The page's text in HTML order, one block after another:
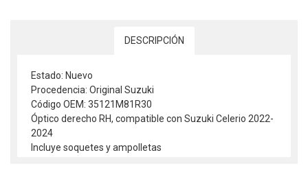
DESCRIPCIÓN
Estado: Nuevo
Procedencia: Original Suzuki
Código OEM: 35121M81R30
Óptico derecho RH, compatible con Suzuki Celerio 2022-
2024
Incluye soquetes y ampolletas